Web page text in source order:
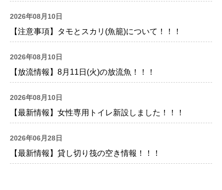
2026年08月10日
【注意事項】タモとスカリ(魚籠)について！！！
2026年08月10日
【放流情報】8月11日(火)の放流魚！！！
2026年08月10日
【最新情報】女性専用トイレ新設しました！！！
2026年06月28日
【最新情報】貸し切り筏の空き情報！！！